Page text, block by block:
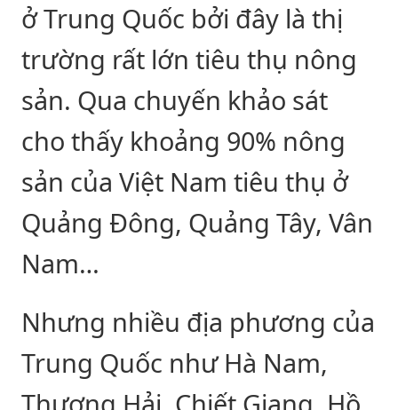
ở Trung Quốc bởi đây là thị
trường rất lớn tiêu thụ nông
sản. Qua chuyến khảo sát
cho thấy khoảng 90% nông
sản của Việt Nam tiêu thụ ở
Quảng Đông, Quảng Tây, Vân
Nam…
Nhưng nhiều địa phương của
Trung Quốc như Hà Nam,